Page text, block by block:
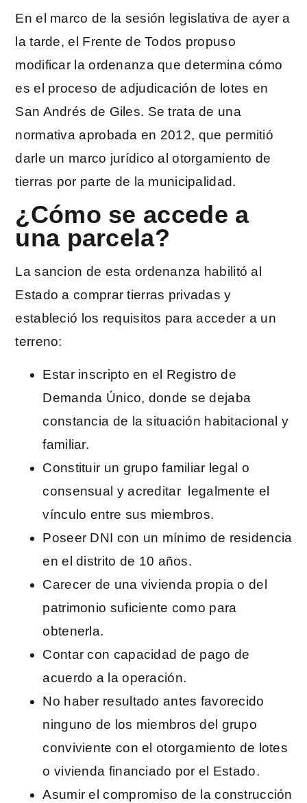
En el marco de la sesión legislativa de ayer a
la tarde, el Frente de Todos propuso
modificar la ordenanza que determina cómo
es el proceso de adjudicación de lotes en
San Andrés de Giles. Se trata de una
normativa aprobada en 2012, que permitió
darle un marco jurídico al otorgamiento de
tierras por parte de la municipalidad.
¿Cómo se accede a
una parcela?
La sancion de esta ordenanza habilitó al
Estado a comprar tierras privadas y
estableció los requisitos para acceder a un
terreno:
Estar inscripto en el Registro de
Demanda Único, donde se dejaba
constancia de la situación habitacional y
familiar.
Constituir un grupo familiar legal o
consensual y acreditar legalmente el
vínculo entre sus miembros.
Poseer DNI con un mínimo de residencia
en el distrito de 10 años.
Carecer de una vivienda propia o del
patrimonio suficiente como para
obtenerla.
Contar con capacidad de pago de
acuerdo a la operación.
No haber resultado antes favorecido
ninguno de los miembros del grupo
conviviente con el otorgamiento de lotes
o vivienda financiado por el Estado.
Asumir el compromiso de la construcción